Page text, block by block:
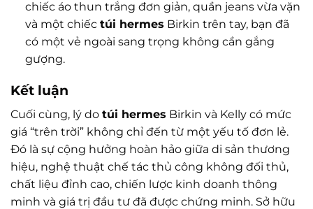
chiếc áo thun trắng đơn giản, quần jeans vừa vặn
và một chiếc túi hermes Birkin trên tay, bạn đã
có một vẻ ngoài sang trọng không cần gắng
gượng.
Kết luận
Cuối cùng, lý do túi hermes Birkin và Kelly có mức
giá “trên trời” không chỉ đến từ một yếu tố đơn lẻ.
Đó là sự cộng hưởng hoàn hảo giữa di sản thương
hiệu, nghệ thuật chế tác thủ công không đối thủ,
chất liệu đỉnh cao, chiến lược kinh doanh thông
minh và giá trị đầu tư đã được chứng minh. Sở hữu